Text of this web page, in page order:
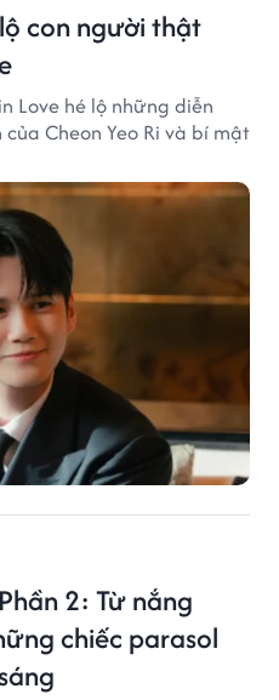
con người thật
Love hé lộ những diễn
Cheon Yeo Ri và bí mật
2: Từ nắng
chiếc parasol